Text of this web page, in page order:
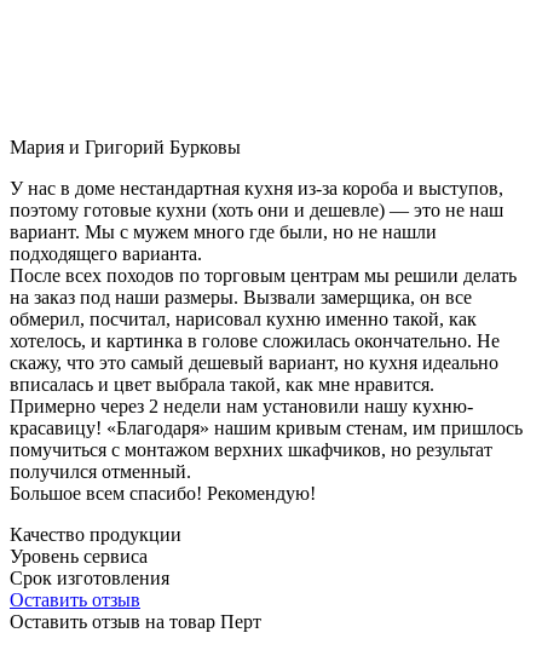
Мария и Григорий Бурковы
У нас в доме нестандартная кухня из-за короба и выступов,
поэтому готовые кухни (хоть они и дешевле) — это не наш
вариант. Мы с мужем много где были, но не нашли
подходящего варианта.
После всех походов по торговым центрам мы решили делать
на заказ под наши размеры. Вызвали замерщика, он все
обмерил, посчитал, нарисовал кухню именно такой, как
хотелось, и картинка в голове сложилась окончательно. Не
скажу, что это самый дешевый вариант, но кухня идеально
вписалась и цвет выбрала такой, как мне нравится.
Примерно через 2 недели нам установили нашу кухню-
красавицу! «Благодаря» нашим кривым стенам, им пришлось
помучиться с монтажом верхних шкафчиков, но результат
получился отменный.
Большое всем спасибо! Рекомендую!
Качество продукции
Уровень сервиса
Срок изготовления
Оставить отзыв
Оставить отзыв на товар Перт